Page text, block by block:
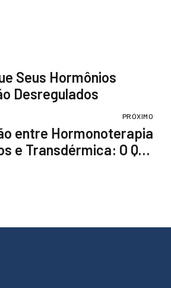
Seus Hormônios
Desregulados
PRÓXIMO
entre Hormonoterapia
e Transdérmica: O Que